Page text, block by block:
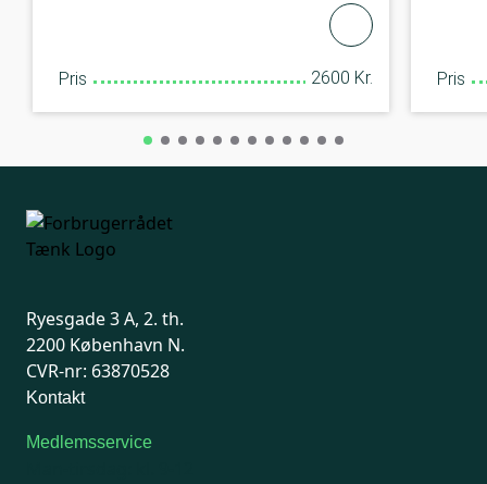
Pris 2600 Kr. Pris
Ryesgade 3 A, 2. th.
2200 København N.
CVR-nr: 63870528
Kontakt
Medlemsservice